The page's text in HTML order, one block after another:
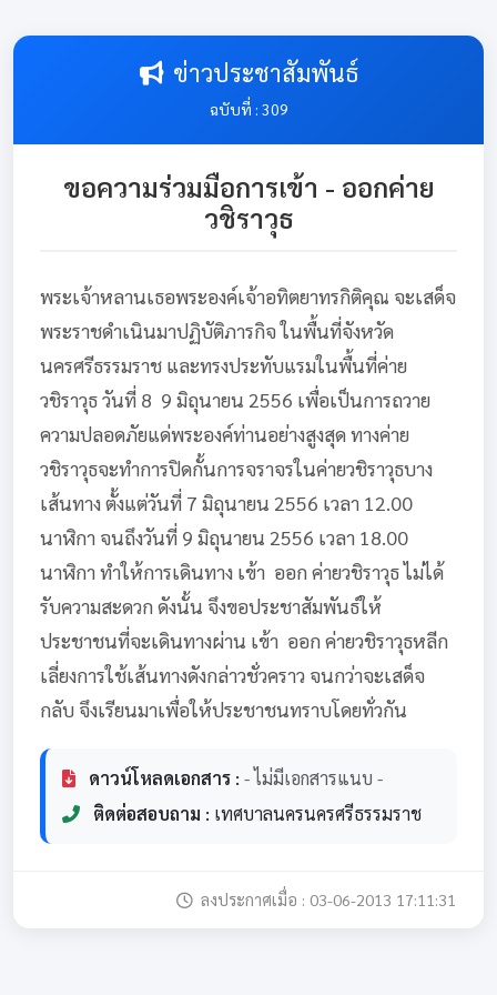
ข่าวประชาสัมพันธ์
ฉบับที่ : 309
ขอความร่วมมือการเข้า - ออกค่าย
วชิราวุธ
พระเจ้าหลานเธอพระองค์เจ้าอทิตยาทรกิติคุณ จะเสด็จ
พระราชดำเนินมาปฏิบัติภารกิจ ในพื้นที่จังหวัด
นครศรีธรรมราช และทรงประทับแรมในพื้นที่ค่าย
วชิราวุธ วันที่ 8  9 มิถุนายน 2556 เพื่อเป็นการถวาย
ความปลอดภัยแด่พระองค์ท่านอย่างสูงสุด ทางค่าย
วชิราวุธจะทำการปิดกั้นการจราจรในค่ายวชิราวุธบาง
เส้นทาง ตั้งแต่วันที่ 7 มิถุนายน 2556 เวลา 12.00
นาฬิกา จนถึงวันที่ 9 มิถุนายน 2556 เวลา 18.00
นาฬิกา ทำให้การเดินทาง เข้า  ออก ค่ายวชิราวุธ ไม่ได้
รับความสะดวก ดังนั้น จึงขอประชาสัมพันธ์ให้
ประชาชนที่จะเดินทางผ่าน เข้า  ออก ค่ายวชิราวุธหลีก
เลี่ยงการใช้เส้นทางดังกล่าวชั่วคราว จนกว่าจะเสด็จ
กลับ จึงเรียนมาเพื่อให้ประชาชนทราบโดยทั่วกัน
ดาวน์โหลดเอกสาร : - ไม่มีเอกสารแนบ -
ติดต่อสอบถาม : เทศบาลนครนครศรีธรรมราช
ลงประกาศเมื่อ : 03-06-2013 17:11:31